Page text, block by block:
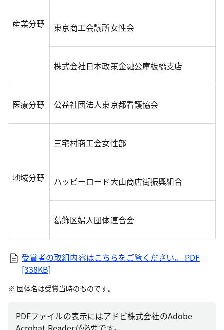
産業分野 東京商工会議所女性会
株式会社日本政策金融公庫板橋支店
医療分野 公益社団法人東京都看護協会
地域分野
三宅村商工会女性部
ハッピーロード大山商店街振興組合
葛飾区婦人団体連合会
受賞者の取組内容はこちらをご覧ください。 PDF
[338KB]
団体名は受賞当時のものです。
PDFファイルの表示にはアドビ株式会社のAdobe